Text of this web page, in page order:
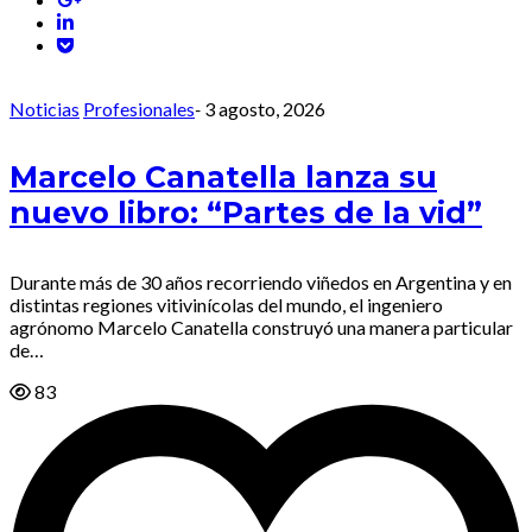
Noticias Profesionales- 3 agosto, 2026
Marcelo Canatella lanza su
nuevo libro: “Partes de la vid”
Durante más de 30 años recorriendo viñedos en Argentina y en
distintas regiones vitivinícolas del mundo, el ingeniero
agrónomo Marcelo Canatella construyó una manera particular
de…
83